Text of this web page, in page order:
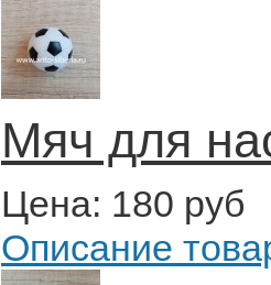
Мяч для
Цена: 180 руб
Описание